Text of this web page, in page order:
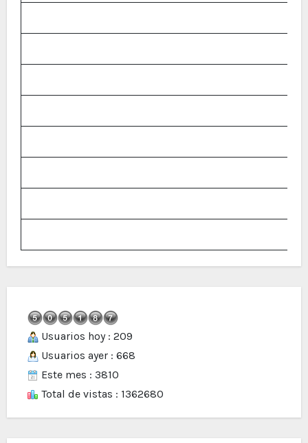
Usuarios hoy : 209
Usuarios ayer : 668
Este mes : 3810
Total de vistas : 1362680